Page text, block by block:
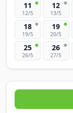
11
12/5
12
13/5
18
19/5
19
20/5
25
26/5
26
27/5